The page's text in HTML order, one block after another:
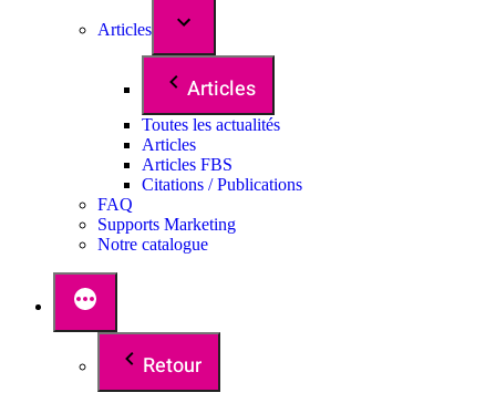
Articles
Articles
Toutes les actualités
Articles
Articles FBS
Citations / Publications
FAQ
Supports Marketing
Notre catalogue
Retour